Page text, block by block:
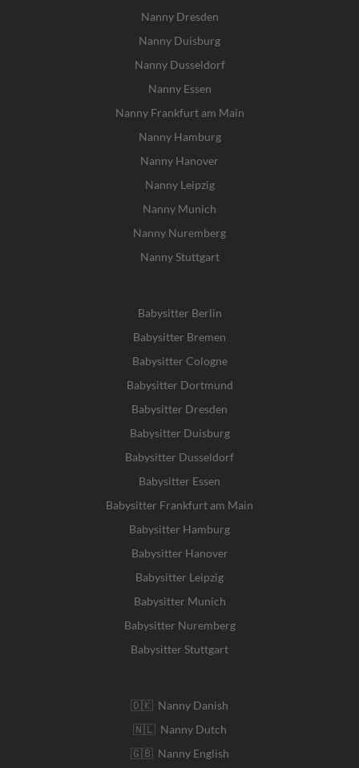
Nanny Dresden
Nanny Duisburg
Nanny Dusseldorf
Nanny Essen
Nanny Frankfurt am Main
Nanny Hamburg
Nanny Hanover
Nanny Leipzig
Nanny Munich
Nanny Nuremberg
Nanny Stuttgart
Babysitter Berlin
Babysitter Bremen
Babysitter Cologne
Babysitter Dortmund
Babysitter Dresden
Babysitter Duisburg
Babysitter Dusseldorf
Babysitter Essen
Babysitter Frankfurt am Main
Babysitter Hamburg
Babysitter Hanover
Babysitter Leipzig
Babysitter Munich
Babysitter Nuremberg
Babysitter Stuttgart
🇩🇰 Nanny Danish
🇳🇱 Nanny Dutch
🇬🇧 Nanny English